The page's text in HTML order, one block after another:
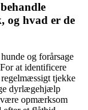
og hvad er de
og forårsage
at identificere
tjekke
dyrlægehjælp
opmærksom